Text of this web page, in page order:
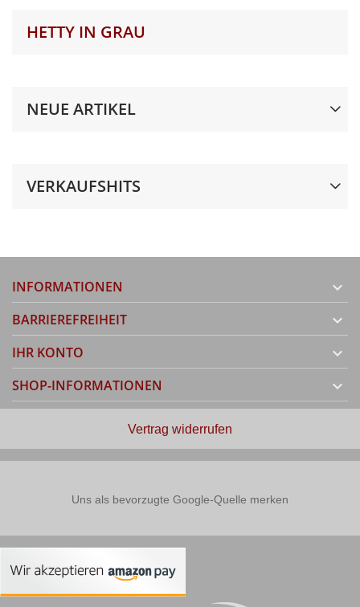
HETTY IN GRAU
NEUE ARTIKEL
VERKAUFSHITS
INFORMATIONEN 
BARRIEREFREIHEIT 
IHR KONTO 
SHOP-INFORMATIONEN 
Vertrag widerrufen
Uns als bevorzugte Google-Quelle merken